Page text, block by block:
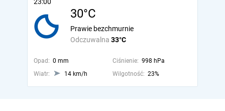
30°C
Odczuwalna 33°C
Prawie bezchmurnie
Opad: 0 mm Ciśnienie: 998 hPa
Wiatr:
14 km/h Wilgotność: 23%